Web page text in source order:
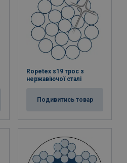
Ropetex s19 трос з
нержавіючої сталі
Подивитись товар